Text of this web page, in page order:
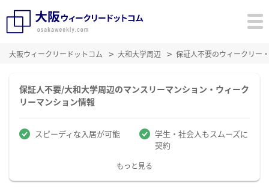
大阪ウィークリードットコム 大和大学周辺 保証人不要のウィークリー
保証人不要/大和大学周辺のマンスリーマンション・ウィーク
リーマンション情報
スピーディな入居が可能
学生・社会人もスムーズに
契約
もっと見る